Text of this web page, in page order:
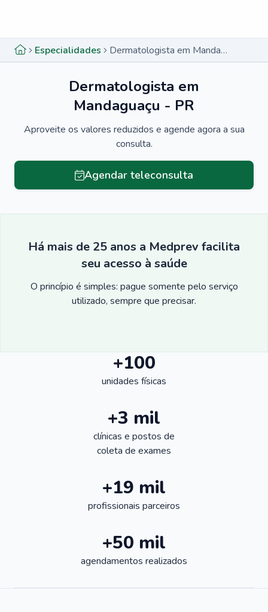
Especialidades Dermatologista em Mandaguaçu - PR
Dermatologista em
Mandaguaçu - PR
Aproveite os valores reduzidos e agende agora a sua
consulta.
Agendar teleconsulta
Há mais de 25 anos a Medprev facilita
seu acesso à saúde
O princípio é simples: pague somente pelo serviço
utilizado, sempre que precisar.
+100
unidades físicas
+3 mil
clínicas e postos de
coleta de exames
+19 mil
profissionais parceiros
+50 mil
agendamentos realizados